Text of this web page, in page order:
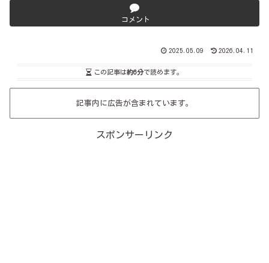
コメント
2025.05.09 2026.04.11
この記事は約6分で読めます。
記事内に広告が含まれています。
スポンサーリンク